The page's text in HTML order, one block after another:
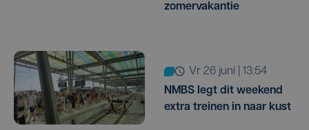
zomervakantie
vr 26 juni | 13:54
NMBS legt dit weekend
extra treinen in naar kust